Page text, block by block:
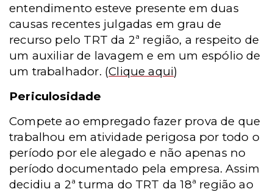
entendimento esteve presente em duas
causas recentes julgadas em grau de
recurso pelo TRT da 2ª região, a respeito de
um auxiliar de lavagem e em um espólio de
um trabalhador. (Clique aqui)
Periculosidade
Compete ao empregado fazer prova de que
trabalhou em atividade perigosa por todo o
período por ele alegado e não apenas no
período documentado pela empresa. Assim
decidiu a 2ª turma do TRT da 18ª região ao